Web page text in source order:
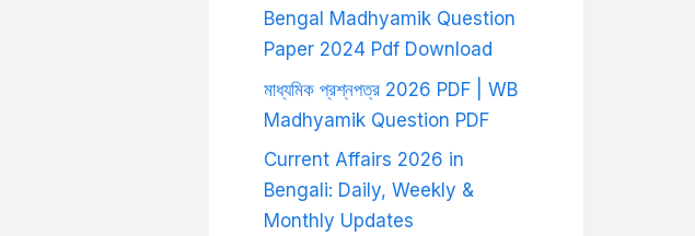
Bengal Madhyamik Question
Paper 2024 Pdf Download
মাধ্যমিক প্রশ্নপত্র 2026 PDF | WB
Madhyamik Question PDF
Current Affairs 2026 in
Bengali: Daily, Weekly &
Monthly Updates